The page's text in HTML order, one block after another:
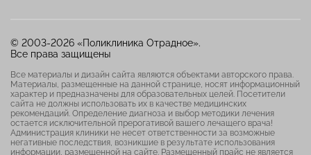
© 2003-2026 «Поликлиника Отрадное».
Все права защищены
Все материалы и дизайн сайта являются объектами авторского права.
Материалы, размещенные на данной странице, носят информационный
характер и предназначены для образовательных целей. Посетители
сайта не должны использовать их в качестве медицинских
рекомендаций. Определение диагноза и выбор методики лечения
остается исключительной прерогативой вашего лечащего врача!
Администрация клиники не несет ответственности за возможные
негативные последствия, возникшие в результате использования
информации, размещенной на сайте. Размещенный прайс не является